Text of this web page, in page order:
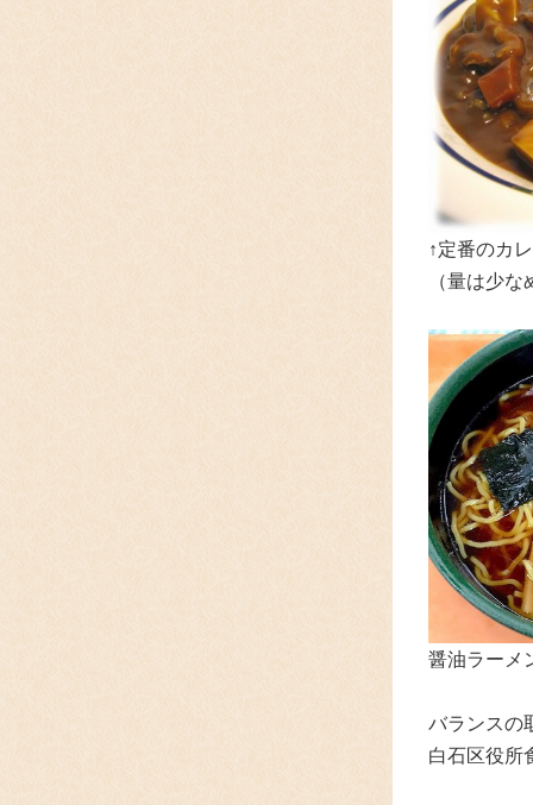
↑定番のカ
（量は少
醤油ラーメ
バランスの
白石区役所